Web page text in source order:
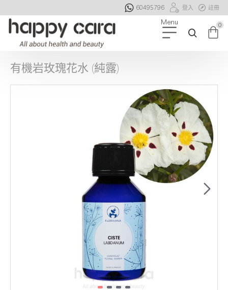
60495796 登入 註冊
0
有機岩玫瑰花水 (純露)